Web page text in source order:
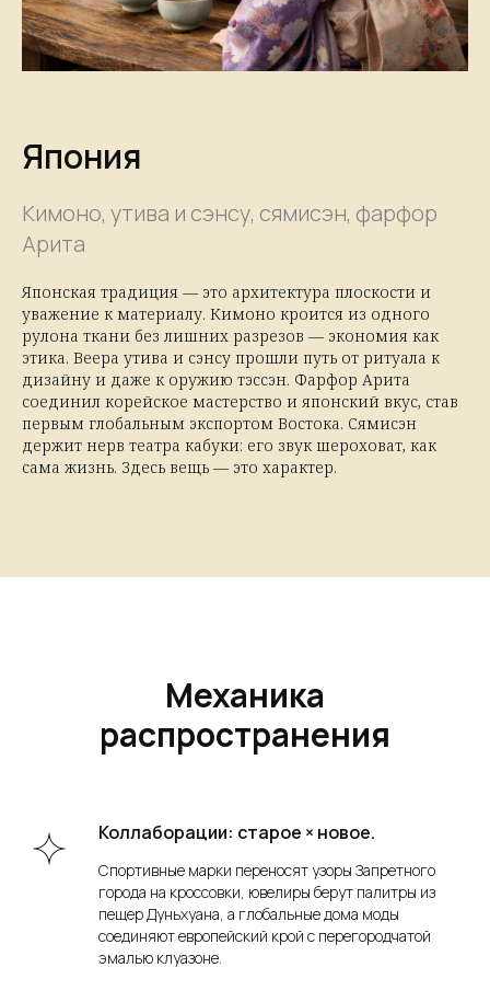
Япония
Кимоно, утива и сэнсу, сямисэн, фарфор
Арита
Японская традиция — это архитектура плоскости и
уважение к материалу. Кимоно кроится из одного
рулона ткани без лишних разрезов — экономия как
этика. Веера утива и сэнсу прошли путь от ритуала к
дизайну и даже к оружию тэссэн. Фарфор Арита
соединил корейское мастерство и японский вкус, став
первым глобальным экспортом Востока. Сямисэн
держит нерв театра кабуки: его звук шероховат, как
сама жизнь. Здесь вещь — это характер.
Механика
распространения
Коллаборации: старое × новое.
Спортивные марки переносят узоры Запретного
города на кроссовки, ювелиры берут палитры из
пещер Дуньхуана, а глобальные дома моды
соединяют европейский крой с перегородчатой
эмалью клуазоне.